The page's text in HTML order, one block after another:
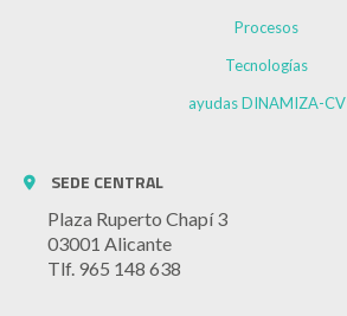
Procesos
Tecnologías
ayudas DINAMIZA-CV
SEDE CENTRAL
Plaza Ruperto Chapí 3
03001 Alicante
Tlf. 965 148 638